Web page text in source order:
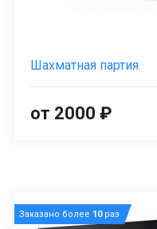
Шахматная партия
от 2000 ₽
Заказано более 10раз